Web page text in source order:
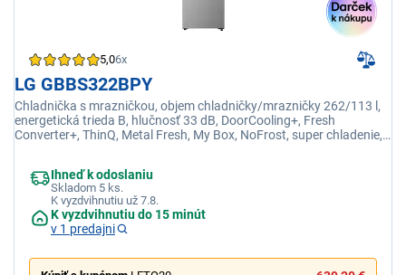
5,06x
LG GBBS322BPY
Chladnička s mrazničkou, objem chladničky/mrazničky 262/113 l,
energetická trieda B, hlučnosť 33 dB, DoorCooling+, Fresh
Converter+, ThinQ, Metal Fresh, My Box, NoFrost, super chladenie,
Ihneď k odoslaniu
Skladom 5 ks.
K vyzdvihnutiu už 7.8.
K vyzdvihnutiu do 15 minút
v 1 predajni